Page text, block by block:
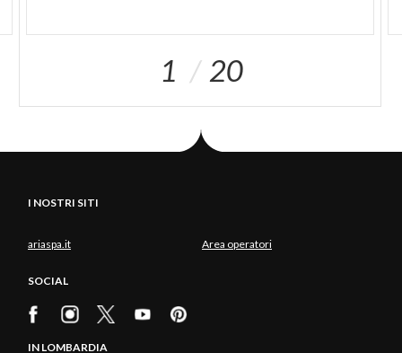
1 20
I NOSTRI SITI
ariaspa.it Area operatori
SOCIAL
IN LOMBARDIA